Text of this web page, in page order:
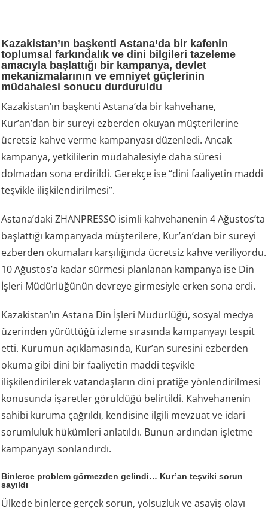
Kazakistan’ın başkenti Astana’da bir kafenin
toplumsal farkındalık ve dini bilgileri tazeleme
amacıyla başlattığı bir kampanya, devlet
mekanizmalarının ve emniyet güçlerinin
müdahalesi sonucu durduruldu
Kazakistan’ın başkenti Astana’da bir kahvehane,
Kur’an’dan bir sureyi ezberden okuyan müşterilerine
ücretsiz kahve verme kampanyası düzenledi. Ancak
kampanya, yetkililerin müdahalesiyle daha süresi
dolmadan sona erdirildi. Gerekçe ise “dini faaliyetin maddi
teşvikle ilişkilendirilmesi”.
Astana’daki ZHANPRESSO isimli kahvehanenin 4 Ağustos’ta
başlattığı kampanyada müşterilere, Kur’an’dan bir sureyi
ezberden okumaları karşılığında ücretsiz kahve veriliyordu.
10 Ağustos’a kadar sürmesi planlanan kampanya ise Din
İşleri Müdürlüğünün devreye girmesiyle erken sona erdi.
Kazakistan’ın Astana Din İşleri Müdürlüğü, sosyal medya
üzerinden yürüttüğü izleme sırasında kampanyayı tespit
etti. Kurumun açıklamasında, Kur’an suresini ezberden
okuma gibi dini bir faaliyetin maddi teşvikle
ilişkilendirilerek vatandaşların dini pratiğe yönlendirilmesi
konusunda işaretler görüldüğü belirtildi. Kahvehanenin
sahibi kuruma çağrıldı, kendisine ilgili mevzuat ve idari
sorumluluk hükümleri anlatıldı. Bunun ardından işletme
kampanyayı sonlandırdı.
Binlerce problem görmezden gelindi… Kur’an teşviki sorun
sayıldı
Ülkede binlerce gerçek sorun, yolsuzluk ve asayiş olayı